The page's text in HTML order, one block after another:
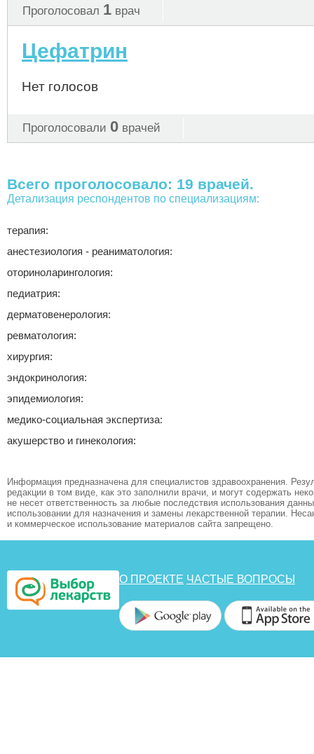
Проголосовал 1 врач
Цефатрин
Нет голосов
Проголосовали 0 врачей
Всего проголосовало: 19 врачей.
Детализация респондентов по специализациям:
терапия:
анестезиология - реаниматология:
оториноларингология:
педиатрия:
дерматовенерология:
ревматология:
хирургия:
эндокринология:
эпидемиология:
медико-социальная экспертиза:
акушерство и гинекология:
Информация предназначена для специалистов здравоохранения.
редакции в том виде, как это заполнили врачи, и могут содержать
не несет ответственность за любые последствия использования
использовании для назначения и замены лекарственной терапии.
и коммерческое использование материалов сайта запрещено.
О ПРОЕКТЕ ЧАСТЫЕ ВОПРОСЫ